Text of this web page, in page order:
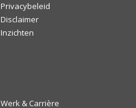
Privacybeleid
Disclaimer
Inzichten
Werk & Carrière